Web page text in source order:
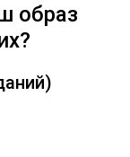
образ